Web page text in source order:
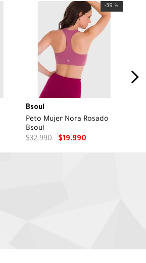
-39 %
Bsoul
Peto Mujer Nora Rosado
Bsoul
$32.990 $19.990